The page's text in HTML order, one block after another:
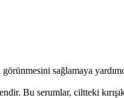
sağlamaya
Bu serumlar, ciltteki